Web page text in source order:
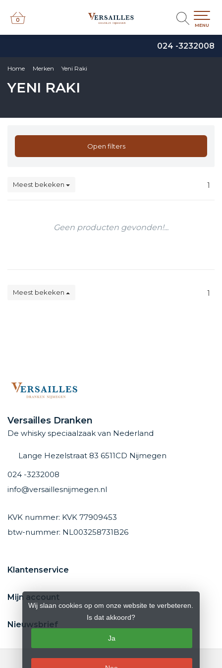
024 -3232008
0
0
MENU
Home Merken Yeni Raki
YENI RAKI
Open filters
Meest bekeken 1
Geen producten gevonden!...
Meest bekeken 1
Versailles Dranken
De whisky speciaalzaak van Nederland
Lange Hezelstraat 83 6511CD Nijmegen
024 -3232008
info@versaillesnijmegen.nl
KVK nummer: KVK 77909453
btw-nummer: NL003258731B26
Klantenservice
Mijn account
Nieuwsbrief
Wij slaan cookies op om onze website te verbeteren.
Is dat akkoord?
Ja